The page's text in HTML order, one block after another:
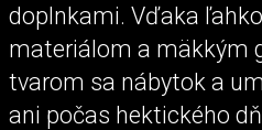
doplnkami. Vďaka
materiálom a mäkkým
tvarom sa nábytok a
ani počas hektického